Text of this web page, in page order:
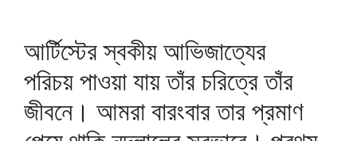
আর্টিস্টের স্বকীয় আভিজাত্যের
পরিচয় পাওয়া যায় তাঁর চরিত্রে তাঁর
জীবনে। আমরা বারংবার তার প্রমাণ